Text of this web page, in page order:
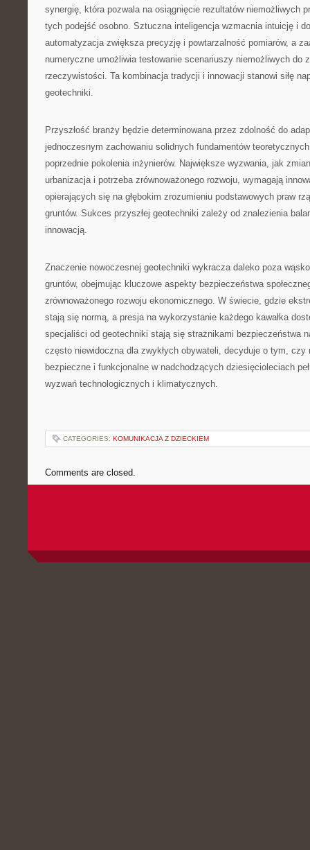
synergię, która pozwala na osiągnięcie rezultatów niemożliwych
tych podejść osobno. Sztuczna inteligencja wzmacnia intuicję i
automatyzacja zwiększa precyzję i powtarzalność pomiarów, a
numeryczne umożliwia testowanie scenariuszy niemożliwych do
rzeczywistości. Ta kombinacja tradycji i innowacji stanowi siłę
geotechniki.
Przyszłość branży będzie determinowana przez zdolność do
jednoczesnym zachowaniu solidnych fundamentów
poprzednie pokolenia inżynierów. Największe wyzwania, jak
urbanizacja i potrzeba zrównoważonego rozwoju, wymagają
opierających się na głębokim zrozumieniu podstawowych praw
gruntów. Sukces przyszłej geotechniki zależy od znalezienia
innowacją.
Znaczenie nowoczesnej geotechniki wykracza daleko poza
gruntów, obejmując kluczowe aspekty bezpieczeństwa
zrównoważonego rozwoju ekonomicznego. W świecie, gdzie
stają się normą, a presja na wykorzystanie każdego kawałka
specjaliści od geotechniki stają się strażnikami bezpieczeństwa
często niewidoczna dla zwykłych obywateli, decyduje o tym, czy
bezpieczne i funkcjonalne w nadchodzących dziesięcioleciach
wyzwań technologicznych i klimatycznych.
CATEGORIES: KOMUNIKACJA Z DZIECKIEM
Comments are closed.